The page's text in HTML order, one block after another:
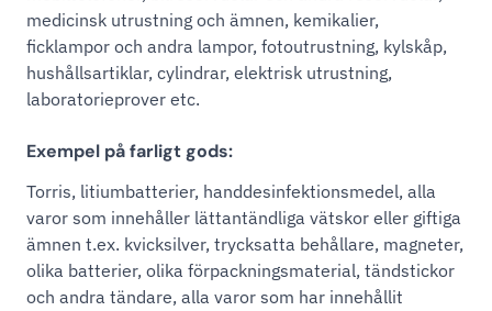
medicinsk utrustning och ämnen, kemikalier,
ficklampor och andra lampor, fotoutrustning, kylskåp,
hushållsartiklar, cylindrar, elektrisk utrustning,
laboratorieprover etc.
Exempel på farligt gods:
Torris, litiumbatterier, handdesinfektionsmedel, alla
varor som innehåller lättantändliga vätskor eller giftiga
ämnen t.ex. kvicksilver, trycksatta behållare, magneter,
olika batterier, olika förpackningsmaterial, tändstickor
och andra tändare, alla varor som har innehållit